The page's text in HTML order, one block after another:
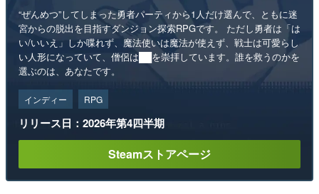
“ぜんめつ”してしまった勇者パーティから1人だけ選んで、ともに迷
宮からの脱出を目指すダンジョン探索RPGです。 ただし勇者は「は
い/いいえ」しか喋れず、魔法使いは魔法が使えず、戦士は可愛らし
い人形になっていて、僧侶は██を崇拝しています。誰を救うのかを
選ぶのは、あなたです。
インディー RPG
リリース日：2026年第4四半期
Steamストアページ